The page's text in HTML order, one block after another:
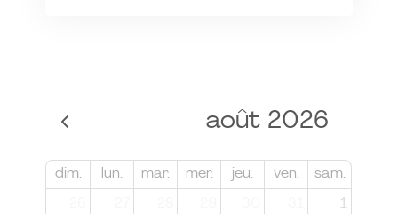
août 2026
dim. lun. mar. mer. jeu. ven. sam.
1